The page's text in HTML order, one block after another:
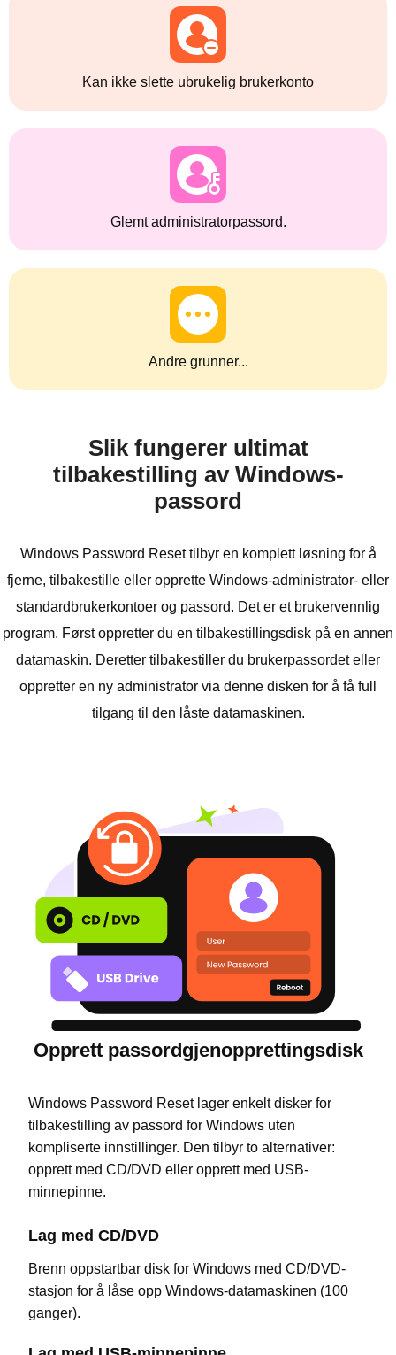
Kan ikke slette ubrukelig brukerkonto
Glemt administratorpassord.
Andre grunner...
Slik fungerer ultimat
tilbakestilling av Windows-
passord
Windows Password Reset tilbyr en komplett løsning for å
fjerne, tilbakestille eller opprette Windows-administrator- eller
standardbrukerkontoer og passord. Det er et brukervennlig
program. Først oppretter du en tilbakestillingsdisk på en annen
datamaskin. Deretter tilbakestiller du brukerpassordet eller
oppretter en ny administrator via denne disken for å få full
tilgang til den låste datamaskinen.
Opprett passordgjenopprettingsdisk
Windows Password Reset lager enkelt disker for
tilbakestilling av passord for Windows uten
kompliserte innstillinger. Den tilbyr to alternativer:
opprett med CD/DVD eller opprett med USB-
minnepinne.
Lag med CD/DVD
Brenn oppstartbar disk for Windows med CD/DVD-
stasjon for å låse opp Windows-datamaskinen (100
ganger).